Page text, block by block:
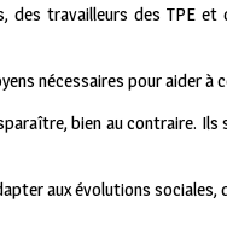
des travailleurs des TPE
nécessaires pour aider à
bien au contraire.
aux évolutions